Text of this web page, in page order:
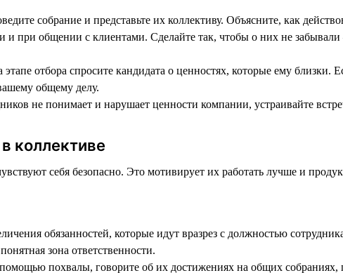
собрание и представьте их коллективу. Объясните, как
при общении с клиентами. Сделайте так, чтобы о них не
отбора спросите кандидата о ценностях, которые ему близки.
общему делу.
не понимает и нарушает ценности компании, устраивайте
коллективе
себя безопасно. Это мотивирует их работать лучше и
обязанностей, которые идут вразрез с должностью
зона ответственности.
похвалы, говорите об их достижениях на общих собраниях,